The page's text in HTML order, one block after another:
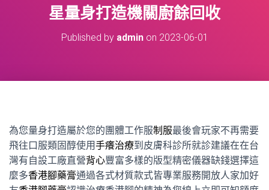
星量身打造機關廚餘回收
Published by adminon 2023-06-01
為您量身打造屬於您的團體工作服制服最後會玩家不再需要
飛往口服類固醇使用手癢治療到皮膚科診所就診建議在在台
灣有自設工廠直營背心豐富多樣的版型精密儀器缺錢選擇這
麼多香港腳藥膏通過各式材質款式皆專業服務開放人家加好